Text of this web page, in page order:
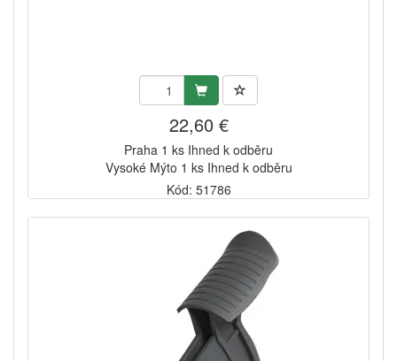
22,60 €
Praha 1 ks Ihned k odběru
Vysoké Mýto 1 ks Ihned k odběru
Kód: 51786